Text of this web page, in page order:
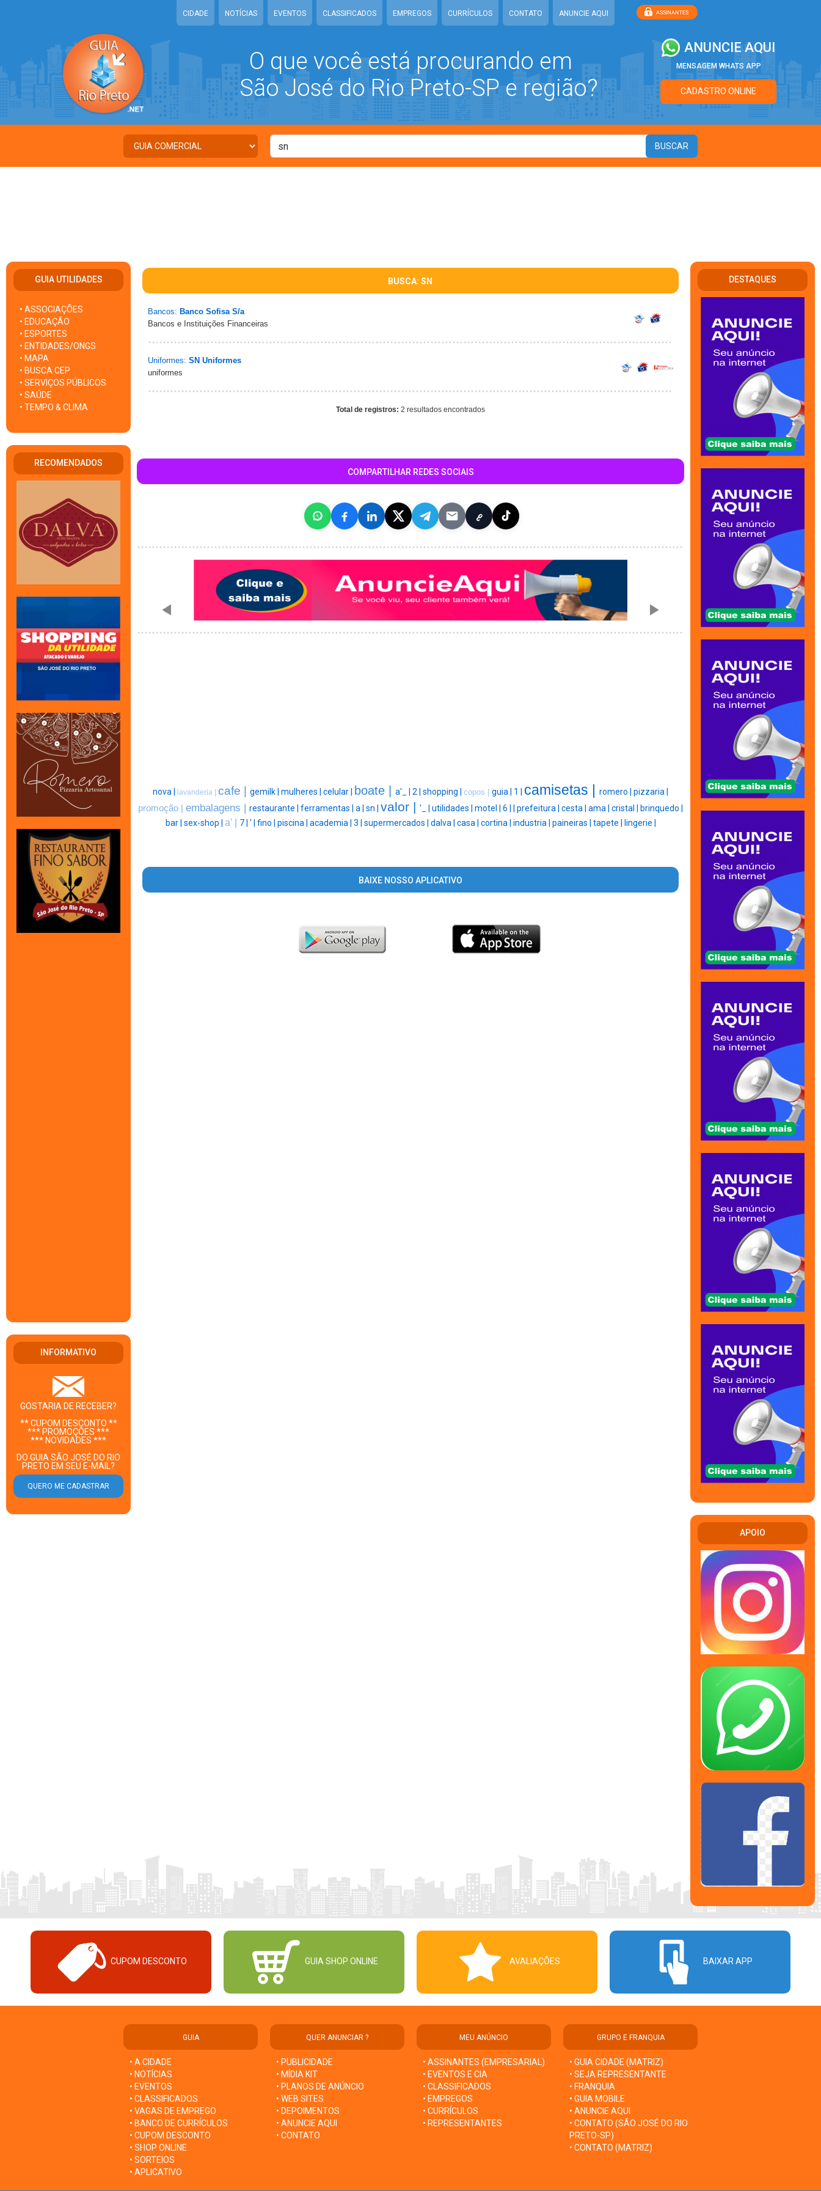
CIDADE NOTÍCIAS EVENTOS CLASSIFICADOS EMPREGOS CURRÍCULOS CONTATO ANUNCIE AQUI
O que você está procurando em
São José do Rio Preto-SP e região?
ANUNCIE AQUI
MENSAGEM WHATS APP
CADASTRO ONLINE
GUIA UTILIDADES
• ASSOCIAÇÕES
• EDUCAÇÃO
• ESPORTES
• ENTIDADES/ONGS
• MAPA
• BUSCA CEP
• SERVIÇOS PÚBLICOS
• SAÚDE
• TEMPO & CLIMA
RECOMENDADOS
INFORMATIVO
GOSTARIA DE RECEBER?
** CUPOM DESCONTO **
*** PROMOÇÕES ***
*** NOVIDADES ***
DO GUIA SÃO JOSÉ DO RIO
PRETO EM SEU E-MAIL?
BUSCA: SN
Bancos: Banco Sofisa S/a
Bancos e Instituições Financeiras
Uniformes: SN Uniformes
uniformes
Total de registros: 2 resultados encontrados
COMPARTILHAR REDES SOCIAIS
nova | lavanderia | cafe | gemilk | mulheres | celular | boate | a'_ | 2 | shopping | copos | guia | 1 | camisetas | romero | pizzaria |
promoção | embalagens | restaurante | ferramentas | a | sn | valor | '_ | utilidades | motel | 6 | prefeitura | cesta | ama | cristal |
brinquedo |
bar | sex-shop | a' | 7 | ' | fino | piscina | academia | 3 | supermercados | dalva | casa | cortina | industria | paineiras | tapete | lingerie |
BAIXE NOSSO APLICATIVO
DESTAQUES
APOIO
CUPOM DESCONTO GUIA SHOP ONLINE AVALIAÇÕES BAIXAR APP
GUIA
• A CIDADE
• NOTÍCIAS
• EVENTOS
• CLASSIFICADOS
• VAGAS DE EMPREGO
• BANCO DE CURRÍCULOS
• CUPOM DESCONTO
• SHOP ONLINE
• SORTEIOS
• APLICATIVO
QUER ANUNCIAR ?
• PUBLICIDADE
• MÍDIA KIT
• PLANOS DE ANÚNCIO
• WEB SITES
• DEPOIMENTOS
• ANUNCIE AQUI
• CONTATO
MEU ANÚNCIO
• ASSINANTES (EMPRESARIAL)
• EVENTOS E CIA
• CLASSIFICADOS
• EMPREGOS
• CURRÍCULOS
• REPRESENTANTES
GRUPO E FRANQUIA
• GUIA CIDADE (MATRIZ)
• SEJA REPRESENTANTE
• FRANQUIA
• GUIA MOBILE
• ANUNCIE AQUI
• CONTATO (SÃO JOSÉ DO RIO
PRETO-SP)
• CONTATO (MATRIZ)